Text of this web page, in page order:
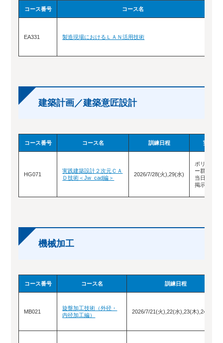
コース番号 コース名
EA331 製造現場におけるＬＡＮ活用技術
建築計画／建築意匠設計
コース番号 コース名 訓練日程 実施場
HG071
実践建築設計２次元ＣＡ
Ｄ技術＜Jw_cad編＞
2026/7/28(火),29(水)
ポリテク
ー群馬（
当日ロビ
掲示）
機械加工
コース番号 コース名 訓練日程
MB021
旋盤加工技術（外径・
内径加工編）
2026/7/21(火),22(水),23(木),24(金)